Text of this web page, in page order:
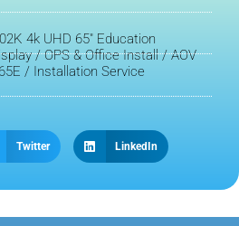
4k UHD 65" Education
/ OPS & Office Install / AOV
/ Installation Service
Twitter LinkedIn